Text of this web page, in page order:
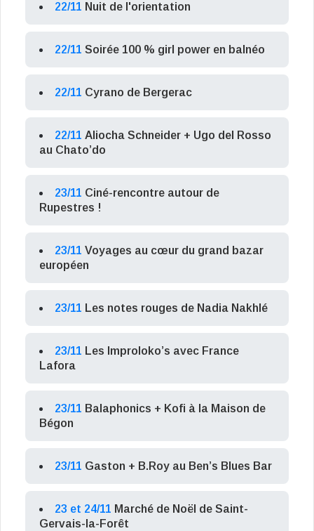
22/11 Nuit de l'orientation
22/11 Soirée 100 % girl power en balnéo
22/11 Cyrano de Bergerac
22/11 Aliocha Schneider + Ugo del Rosso
au Chato’do
23/11 Ciné-rencontre autour de
Rupestres !
23/11 Voyages au cœur du grand bazar
européen
23/11 Les notes rouges de Nadia Nakhlé
23/11 Les Improloko’s avec France
Lafora
23/11 Balaphonics + Kofi à la Maison de
Bégon
23/11 Gaston + B.Roy au Ben’s Blues Bar
23 et 24/11 Marché de Noël de Saint-
Gervais-la-Forêt